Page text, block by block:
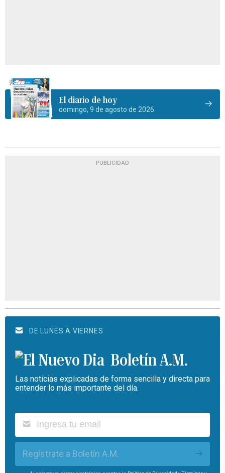
El diario de hoy
domingo, 9 de agosto de 2026
PUBLICIDAD
DE LUNES A VIERNES
Boletín A.M.
Las noticias explicadas de forma sencilla y directa para
entender lo más importante del día.
Regístrate a Boletín A.M.